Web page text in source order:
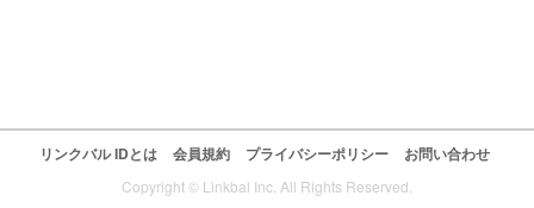
リンクバル IDとは 会員規約 プライバシーポリシー お問い合わせ
Copyright © Linkbal Inc. All Rights Reserved.